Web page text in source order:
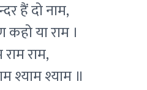
हैं दो नाम,
या राम ।
राम,
श्याम श्याम ॥